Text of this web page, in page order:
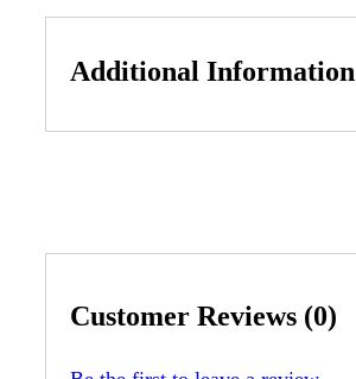
Additional Information
Customer Reviews (0)